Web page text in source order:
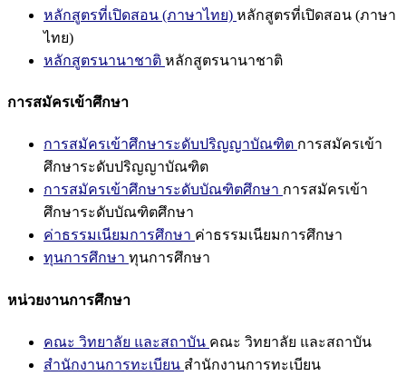
หลักสูตรที่เปิดสอน (ภาษาไทย) หลักสูตรที่เปิดสอน (ภาษา
ไทย)
หลักสูตรนานาชาติ หลักสูตรนานาชาติ
การสมัครเข้าศึกษา
การสมัครเข้าศึกษาระดับปริญญาบัณฑิต การสมัครเข้า
ศึกษาระดับปริญญาบัณฑิต
การสมัครเข้าศึกษาระดับบัณฑิตศึกษา การสมัครเข้า
ศึกษาระดับบัณฑิตศึกษา
ค่าธรรมเนียมการศึกษา ค่าธรรมเนียมการศึกษา
ทุนการศึกษา ทุนการศึกษา
หน่วยงานการศึกษา
คณะ วิทยาลัย และสถาบัน คณะ วิทยาลัย และสถาบัน
สำนักงานการทะเบียน สำนักงานการทะเบียน